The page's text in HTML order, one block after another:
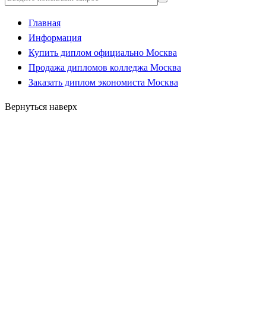
Главная
Информация
Купить диплом официально Москва
Продажа дипломов колледжа Москва
Заказать диплом экономиста Москва
Вернуться наверх